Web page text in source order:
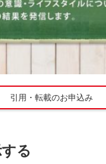
引用・転載のお申込み
る